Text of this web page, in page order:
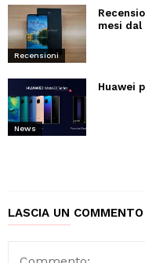
Recensioni
mesi dal
News
Huawei
LASCIA UN COMMENTO